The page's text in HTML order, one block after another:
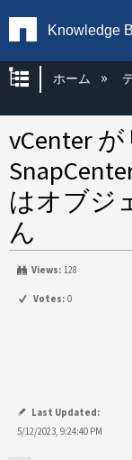
Knowledge
グローバ
ホーム
vCenter
はオブジ
ん
Views: 128
Votes: 0
Last Updated:
5/12/2023, 9:24:40 PM